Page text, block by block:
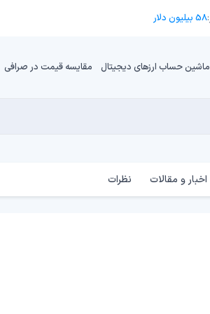
58 بیلیون دلار
ماشین حساب ارزهای دیجیتال مقایسه قیمت در صرافی
اخبار و مقالات نظرات